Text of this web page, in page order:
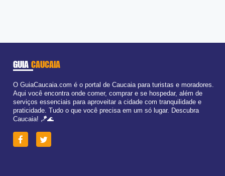
GUIA CAUCAIA
O GuiaCaucaia.com é o portal de Caucaia para turistas e moradores.
Aqui você encontra onde comer, comprar e se hospedar, além de
serviços essenciais para aproveitar a cidade com tranquilidade e
praticidade. Tudo o que você precisa em um só lugar. Descubra
Caucaia! 🪁🌊